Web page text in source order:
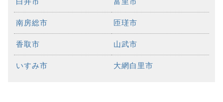
南房総市 匝瑳市
香取市 山武市
いすみ市 大網白里市